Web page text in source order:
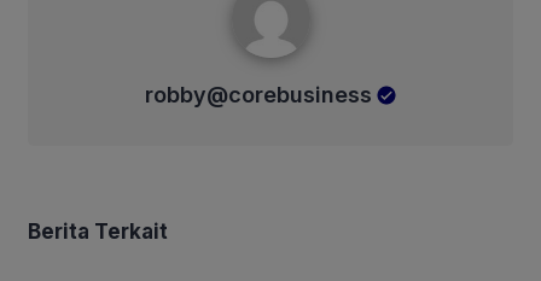
robby@corebusiness
Berita Terkait